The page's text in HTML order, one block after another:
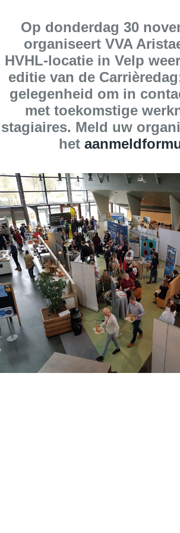
Op donderdag 30
organiseert VVA
HVHL-locatie in Velp
editie van de
gelegenheid om in
met toekomstige
stagiaires. Meld uw
het